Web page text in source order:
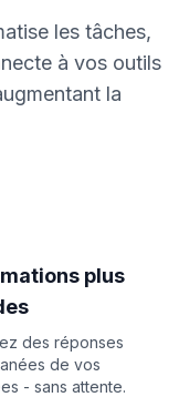
les tâches,
à vos outils
la
plus
des réponses
de vos
- sans attente.